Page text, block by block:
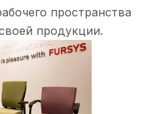
пространства
продукции.